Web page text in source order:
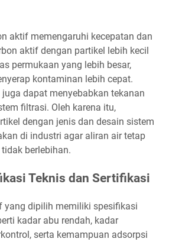
aktif memengaruhi kecepatan dan
aktif dengan partikel lebih kecil
permukaan yang lebih besar,
kontaminan lebih cepat.
dapat menyebabkan tekanan
filtrasi. Oleh karena itu,
dengan jenis dan desain sistem
di industri agar aliran air tetap
berlebihan.
Teknis dan Sertifikasi
yang dipilih memiliki spesifikasi
kadar abu rendah, kadar
serta kemampuan adsorpsi